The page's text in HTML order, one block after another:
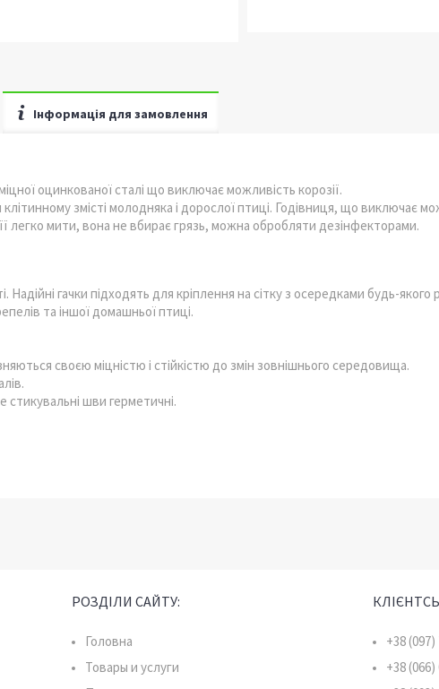
Інформація для замовлення
оцинкованої сталі що виключає можливість корозії.
змісті молодняка і дорослої птиці. Годівниця, що виключає
легко мити, вона не вбирає грязь, можна обробляти дезінфекторами.
Надійні гачки підходять для кріплення на сітку з осередками будь-якого
та іншої домашньої птиці.
своєю міцністю і стійкістю до змін зовнішнього середовища.
стикувальні шви герметичні.
РОЗДІЛИ САЙТУ:
Головна
Товары и услуги
+38
+38